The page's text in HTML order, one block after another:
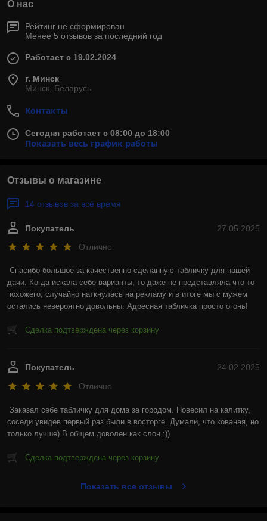
О нас
Рейтинг не сформирован
Менее 5 отзывов за последний год
Работает с 19.02.2024
г. Минск
Минск, Беларусь
Контакты
Сегодня работает с 08:00 до 18:00
Показать весь график работы
Отзывы о магазине
14 отзывов за всё время
27.05.2025
Покупатель
Отлично
Спасибо большое за качественно сделанную табличку для нашей
дачи. Когда искала себе варианты, то даже не представляла что-то
похожего, случайно наткнулась на рекламу и в итоге мы с мужем
остались невероятно довольны. Адресная табличка просто огонь!
Сделка подтверждена через корзину
24.02.2025
Покупатель
Отлично
Заказал себе табличку для дома за городом. Повесил на калитку,
соседи увидев первый раз были в восторге. Думали, что кованая, но
только лучше) В общем доволен как слон :))
Сделка подтверждена через корзину
Показать все отзывы